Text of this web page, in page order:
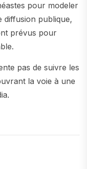
pour modeler
diffusion publique,
prévus pour
pas de suivre les
la voie à une